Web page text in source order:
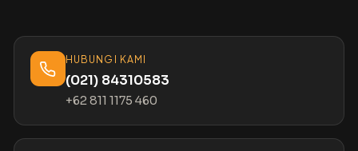
HUBUNGI KAMI
(021) 84310583
+62 811 1175 460